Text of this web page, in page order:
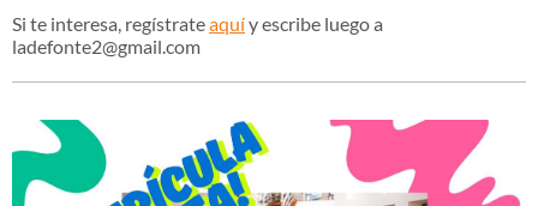
Si te interesa, regístrateaquíy escribe luego a
ladefonte2@gmail.com